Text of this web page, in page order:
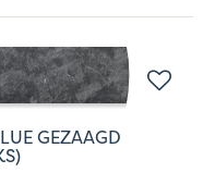
GEZAAGD